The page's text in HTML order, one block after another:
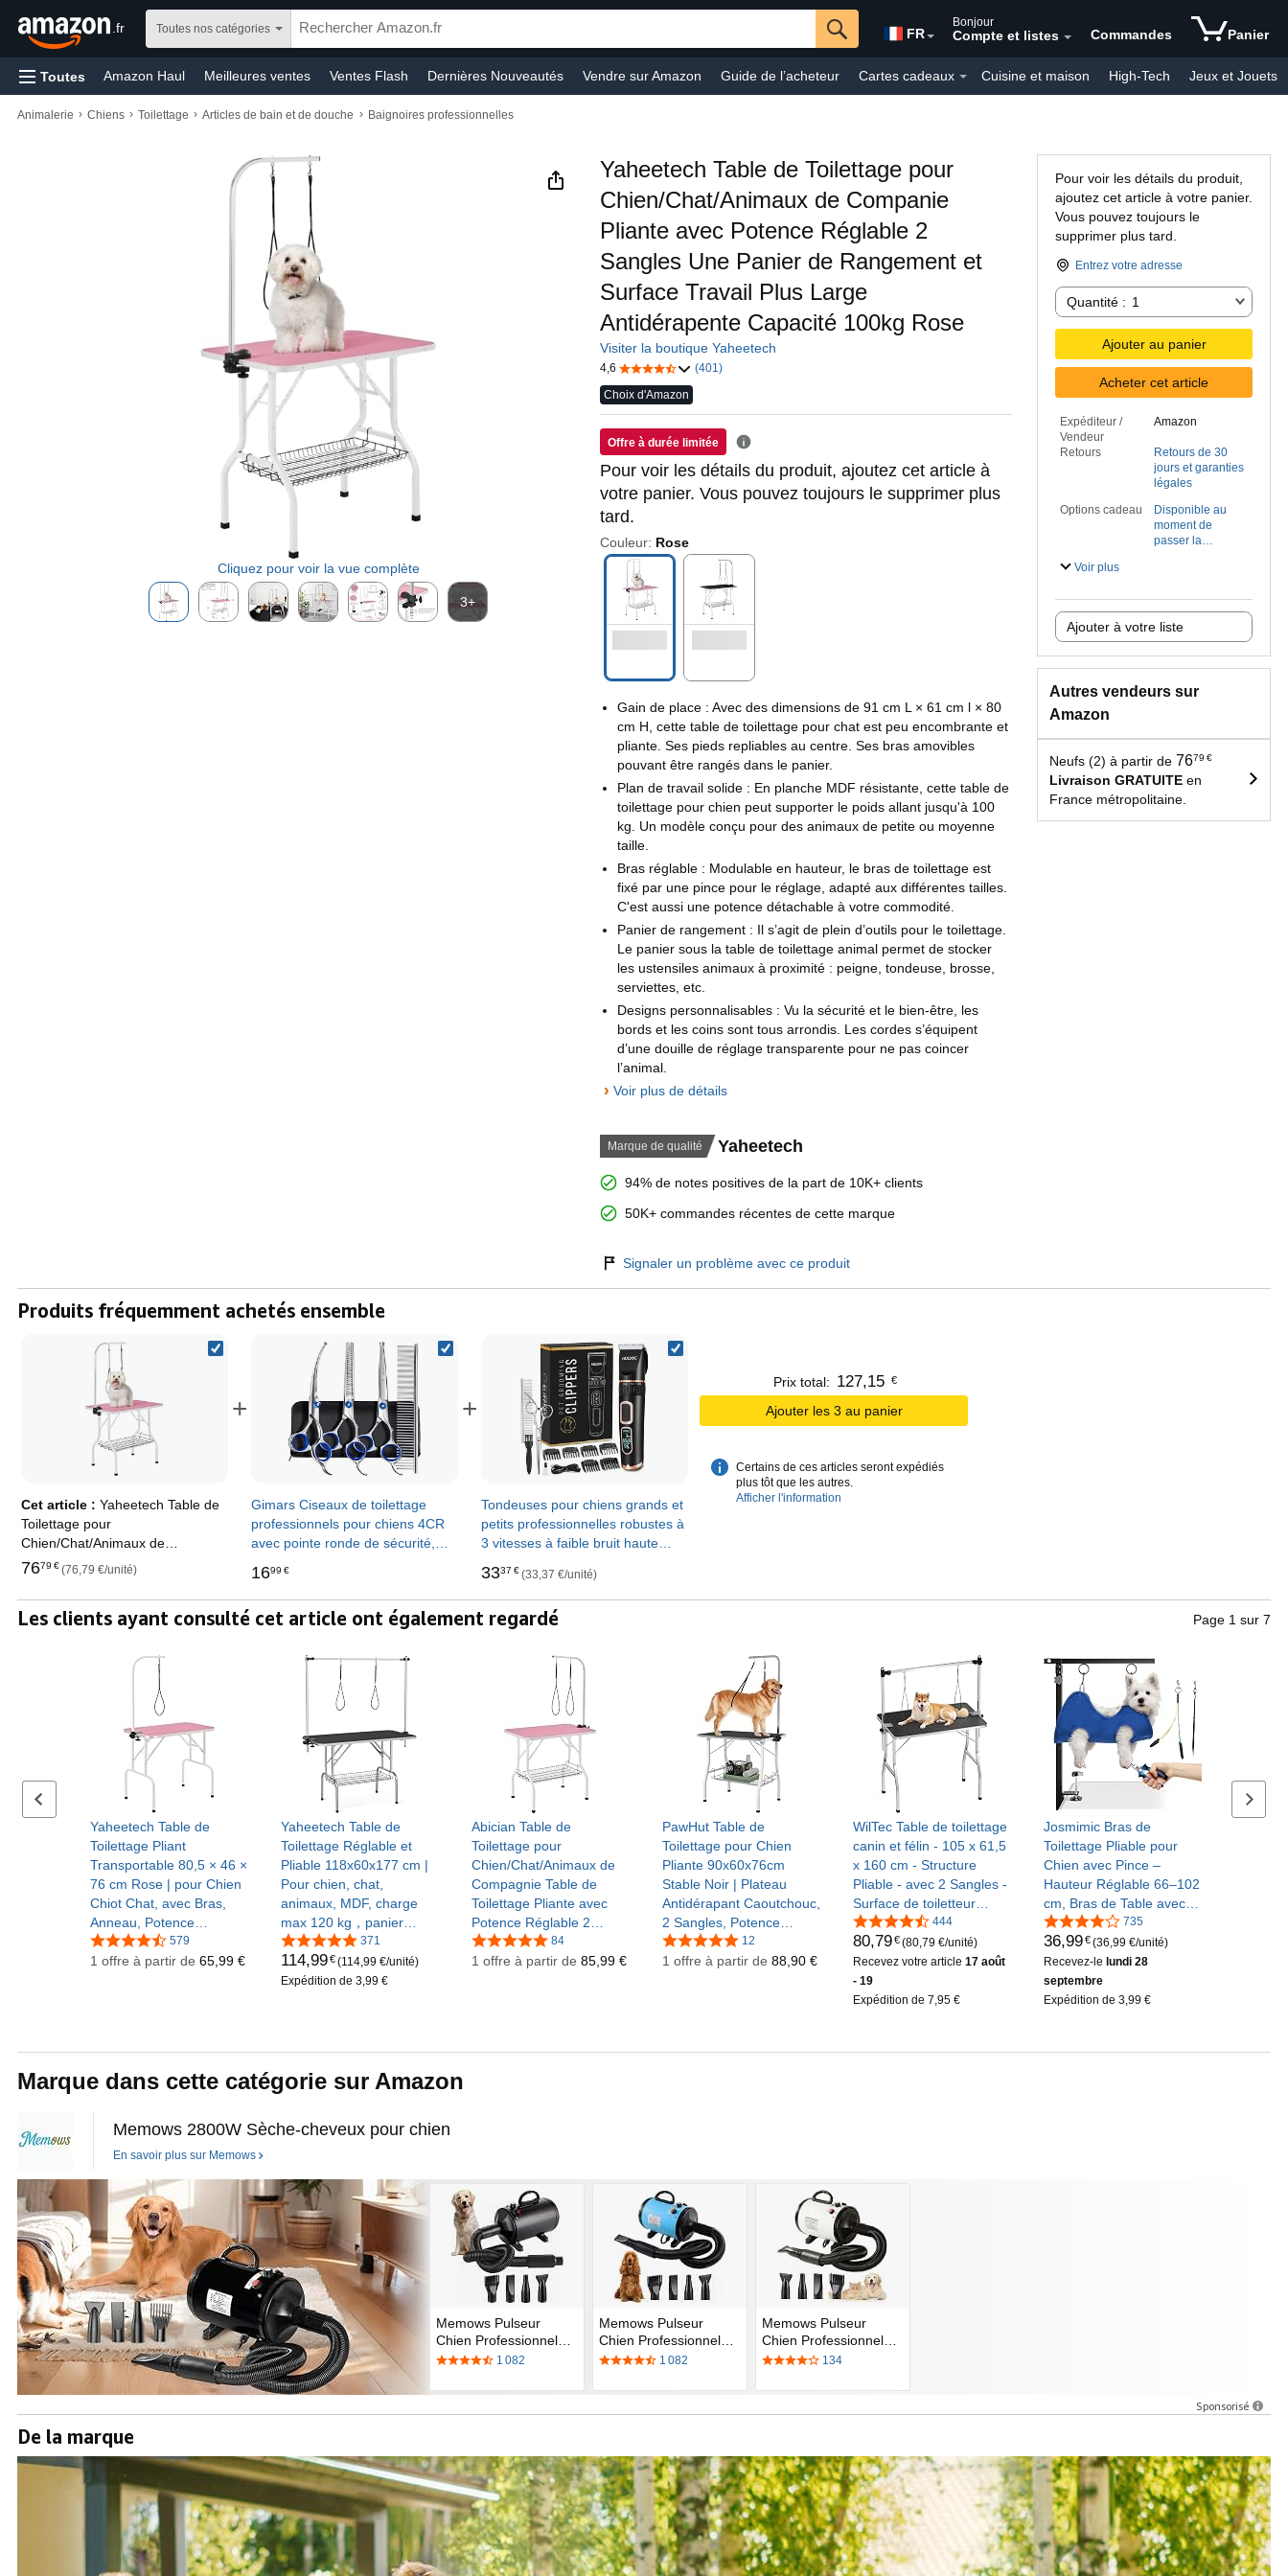
.fr Toutes nos catégories FR
Bonjour
Compte et listes Commandes Panier
Toutes Amazon Haul Meilleures ventes Ventes Flash Dernières Nouveautés Vendre sur Amazon Guide de l’acheteur Cartes cadeaux Cuisine et maison High-Tech Jeux et Jouets
Jeux vidéo Bébé Santé et produits d’hygiène Informatique
Animalerie › Chiens › Toilettage › Articles de bain et de douche › Baignoires professionnelles
Pour voir les détails du produit,
ajoutez cet article à votre panier.
Vous pouvez toujours le
supprimer plus tard.
Entrez votre adresse
Quantité :
Quantité : 1
Ajouter au panier
Acheter cet article
Expéditeur /
Vendeur
Amazon
Retours
Retours de 30
jours et garanties
légales
Options cadeau
Disponible au
moment de
passer la
Voir plus
Ajouter à votre liste
Autres vendeurs sur
Amazon
Neufs (2) à partir de 7679 €
Livraison GRATUITE en
France métropolitaine.
Cliquez pour voir la vue complète
3+
Yaheetech Table de Toilettage pour
Chien/Chat/Animaux de Companie
Pliante avec Potence Réglable 2
Sangles Une Panier de Rangement et
Surface Travail Plus Large
Antidérapente Capacité 100kg Rose
Visiter la boutique Yaheetech
4,6
(401)
Choix d'Amazon
Offre à durée limitée
Pour voir les détails du produit, ajoutez cet article à
votre panier. Vous pouvez toujours le supprimer plus
tard.
Couleur: Rose
Gain de place : Avec des dimensions de 91 cm L × 61 cm l × 80
cm H, cette table de toilettage pour chat est peu encombrante et
pliante. Ses pieds repliables au centre. Ses bras amovibles
pouvant être rangés dans le panier.
Plan de travail solide : En planche MDF résistante, cette table de
toilettage pour chien peut supporter le poids allant jusqu'à 100
kg. Un modèle conçu pour des animaux de petite ou moyenne
taille.
Bras réglable : Modulable en hauteur, le bras de toilettage est
fixé par une pince pour le réglage, adapté aux différentes tailles.
C'est aussi une potence détachable à votre commodité.
Panier de rangement : Il s’agit de plein d’outils pour le toilettage.
Le panier sous la table de toilettage animal permet de stocker
les ustensiles animaux à proximité : peigne, tondeuse, brosse,
serviettes, etc.
Designs personnalisables : Vu la sécurité et le bien-être, les
bords et les coins sont tous arrondis. Les cordes s’équipent
d’une douille de réglage transparente pour ne pas coincer
l’animal.
› Voir plus de détails
Marque de qualité Yaheetech
94% de notes positives de la part de 10K+ clients
50K+ commandes récentes de cette marque
Signaler un problème avec ce produit
Produits fréquemment achetés ensemble
Cet article :Yaheetech Table de
Toilettage pour
Chien/Chat/Animaux de
Companie Pliante avec Potence
de Rangement et Surface Travail
Plus Large Antidérapente
7679 € (76,79 €/unité)
+
Gimars Ciseaux de toilettage
professionnels pour chiens 4CR
avec pointe ronde de sécurité,
avec revêtement en titane
1699 €
+
Tondeuses pour chiens grands et
petits professionnelles robustes à
3 vitesses à faible bruit haute
toilettage pour animaux de
compagnie
3337 € (33,37 €/unité)
Prix total: 127,15 €
Ajouter les 3 au panier
Certains de ces articles seront expédiés
plus tôt que les autres.
Afficher l'information
Les clients ayant consulté cet article ont également regardé Page 1 sur 7
Série précédente de diapositives
Yaheetech Table de
Toilettage Pliant
Transportable 80,5 × 46 ×
76 cm Rose | pour Chien
Chiot Chat, avec Bras,
Anneau, Potence
Réglable, Plateau
Antidérapant, Jusqu'à
579
1 offre à partir de 65,99 €
Yaheetech Table de
Toilettage Réglable et
Pliable 118x60x177 cm |
Pour chien, chat,
animaux, MDF, charge
max 120 kg，panier
rangement maille, grande
surface antidérapante,
double sangle
371
114,99€(114,99 €/unité)
Expédition de 3,99 €
Abician Table de
Toilettage pour
Chien/Chat/Animaux de
Compagnie Table de
Toilettage Pliante avec
Potence Réglable 2
Sangles 1 Panier de
Rangement Plan de
84
1 offre à partir de 85,99 €
PawHut Table de
Toilettage pour Chien
Pliante 90x60x76cm
Stable Noir | Plateau
Antidérapant Caoutchouc,
2 Sangles, Potence
Réglable Inox, Panier,
Station d'Entretien, pour
12
1 offre à partir de 88,90 €
WilTec Table de toilettage
canin et félin - 105 x 61,5
x 160 cm - Structure
Pliable - avec 2 Sangles -
Surface de toiletteur
Soins Grooming pour
Chiens et Chats
444
80,79€(80,79 €/unité)
Recevez votre article 17 août
- 19
Expédition de 7,95 €
Josmimic Bras de
Toilettage Pliable pour
Chien avec Pince –
Hauteur Réglable 66–102
cm, Bras de Table avec
Hamac et Attaches Anti-
Assis, Système de
Maintien pour Chiens
Petits et Moyens
735
36,99€(36,99 €/unité)
Recevez-le lundi 28
septembre
Expédition de 3,99 €
Série
Marque dans cette catégorie sur Amazon
Memows 2800W Sèche-cheveux pour chien
En savoir plus sur Memows
Memows Pulseur
Chien Professionnel…
1 082
Memows Pulseur
Chien Professionnel…
1 082
Memows Pulseur
Chien Professionnel…
134
Sponsorisé
De la marque